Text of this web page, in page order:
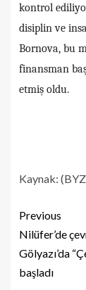
kontrol
disiplin ve
Bornova, bu
finansman
etmiş oldu.
Kaynak:
Previous
Nilüfer’de
Gölyazı’da
başladı